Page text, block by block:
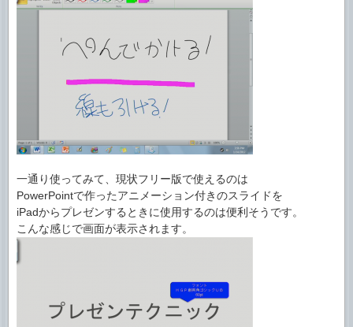
一通り使ってみて、現状フリー版で使えるのは
PowerPointで作ったアニメーション付きのスライドを
iPadからプレゼンするときに使用するのは便利そうです。
こんな感じで画面が表示されます。